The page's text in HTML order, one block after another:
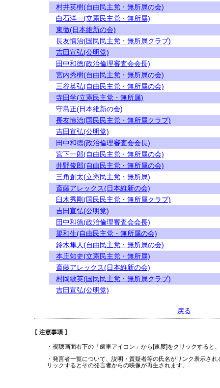
村井英樹(自由民主党・無所属の会)
白石洋一(立憲民主党・無所属)
東徹(日本維新の会)
長友慎治(国民民主党・無所属クラブ)
吉田宣弘(公明党)
田中和徳(政治倫理審査会会長)
宮内秀樹(自由民主党・無所属の会)
三谷英弘(自由民主党・無所属の会)
寺田学(立憲民主党・無所属)
守島正(日本維新の会)
長友慎治(国民民主党・無所属クラブ)
吉田宣弘(公明党)
田中和徳(政治倫理審査会会長)
宮下一郎(自由民主党・無所属の会)
井野俊郎(自由民主党・無所属の会)
三角創太(立憲民主党・無所属)
斎藤アレックス(日本維新の会)
臼木秀剛(国民民主党・無所属クラブ)
吉田宣弘(公明党)
田中和徳(政治倫理審査会会長)
簗和生(自由民主党・無所属の会)
鈴木隼人(自由民主党・無所属の会)
本庄知史(立憲民主党・無所属)
斎藤アレックス(日本維新の会)
村岡敏英(国民民主党・無所属クラブ)
吉田宣弘(公明党)
戻る
・視聴画面右下の「歯車アイコン」から[速度]をクリックすると
・発言者一覧について、説明・質疑者等の氏名がリンク表示さ
リックするとその発言者からの映像が再生されます。